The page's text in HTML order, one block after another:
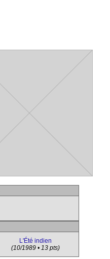
L'Été indien
(10/1989 • 13 pts)